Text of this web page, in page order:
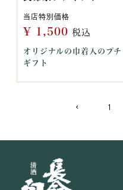
1
当店特別価格
¥ 1,500 税込
オリジナルの巾着入のプチ
ギフト